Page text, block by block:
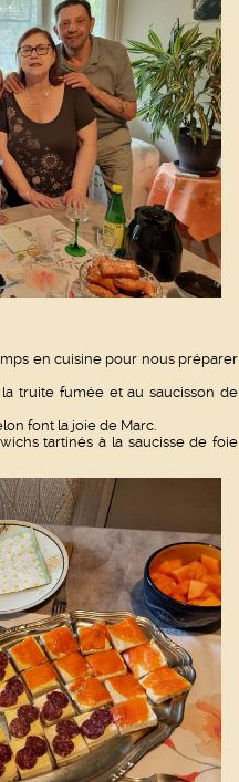
en cuisine pour nous préparer
truite fumée et au saucisson de
font la joie de Marc.
tartinés à la saucisse de foie